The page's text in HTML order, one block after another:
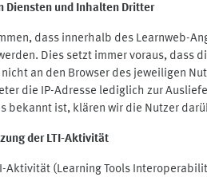
Diensten und Inhalten Dritter
dass innerhalb des Learnweb-
Dies setzt immer voraus, dass
an den Browser des jeweiligen
die IP-Adresse lediglich zur
bekannt ist, klären wir die Nutzer
der LTI-Aktivität
Aktivität (Learning Tools